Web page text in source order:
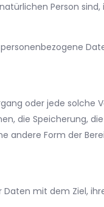
Person
oder jede solche
die Speicherung,
Form der
mit dem Ziel,